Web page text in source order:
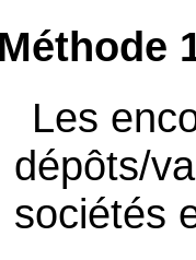
Les
dépôts/
sociétés